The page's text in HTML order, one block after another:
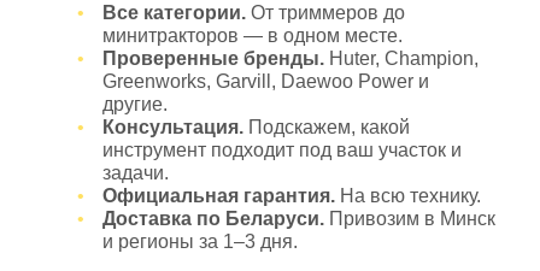
Все категории. От триммеров до
минитракторов — в одном месте.
Проверенные бренды. Huter, Champion,
Greenworks, Garvill, Daewoo Power и
другие.
Консультация. Подскажем, какой
инструмент подходит под ваш участок и
задачи.
Официальная гарантия. На всю технику.
Доставка по Беларуси. Привозим в Минск
и регионы за 1–3 дня.